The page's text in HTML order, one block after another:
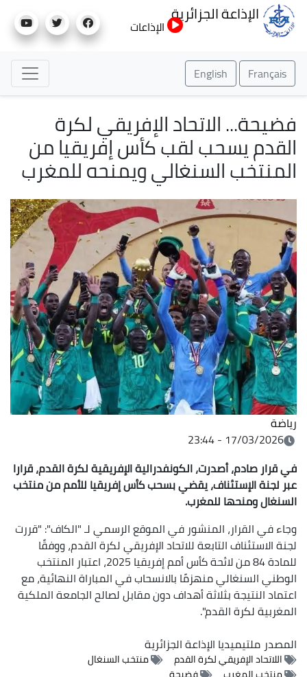
إلى
الإذاعة الجزائرية
الإذاعات
Français
English
فضيحة... الاتحاد الإفريقي لكرة
القدم يسحب لقب كأس إفريقيا من
المنتخب السنغالي ويمنحه للمغرب
رياضة
17/03/2026 - 23:44
في قرار صادم، أصدرت، الكونفدرالية الإفريقية لكرة القدم، قرارا
عبر لجنة الإستئناف، يقضي بسحب كأس إفريقيا للأمم من منتخب
السنغال ومنحها للمغرب.
وجاء في القرار، المنشور في الموقع الرسمي لـ "الكاف": "قررت
لجنة الاستئناف التابعة للاتحاد الإفريقي لكرة القدم، ووفقًا
للمادة 84 من لائحة كأس أمم إفريقيا 2025، اعتبار المنتخب
الوطني السنغالي منهزمًا بالانسحاب في المباراة النهائية، مع
اعتماد النتيجة بثلاثة أهداف دون مقابل لصالح الجامعة الملكية
المغربية لكرة القدم".
المصدرملتيميديا الإذاعة الجزائرية
اللاتحاد الإفريقي لكرة القدم
منتخب السنغال